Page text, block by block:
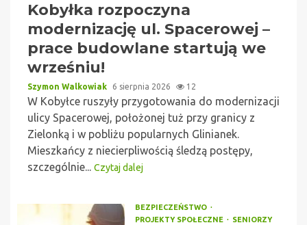
Kobyłka rozpoczyna
modernizację ul. Spacerowej –
prace budowlane startują we
wrześniu!
Szymon Walkowiak 6 sierpnia 2026 12
W Kobyłce ruszyły przygotowania do modernizacji
ulicy Spacerowej, położonej tuż przy granicy z
Zielonką i w pobliżu popularnych Glinianek.
Mieszkańcy z niecierpliwością śledzą postępy,
szczególnie... Czytaj dalej
BEZPIECZEŃSTWO
PROJEKTY SPOŁECZNE
SENIORZY